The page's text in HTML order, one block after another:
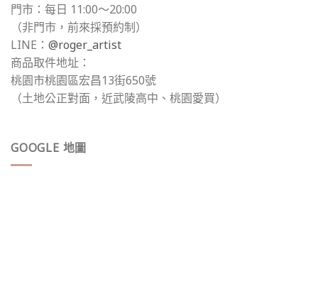
門市：每日 11:00～20:00
（非門市，前來採預約制）
LINE： @roger_artist
商品取件地址：
桃園市桃園區宏昌13街650號
（土地公正對面，近武陵高中、桃園愛買）
GOOGLE 地圖